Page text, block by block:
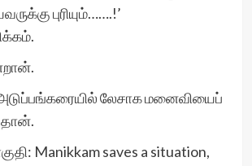
புரியும்…….!’
லேசாக மனைவியைப்
Manikkam saves a situation,